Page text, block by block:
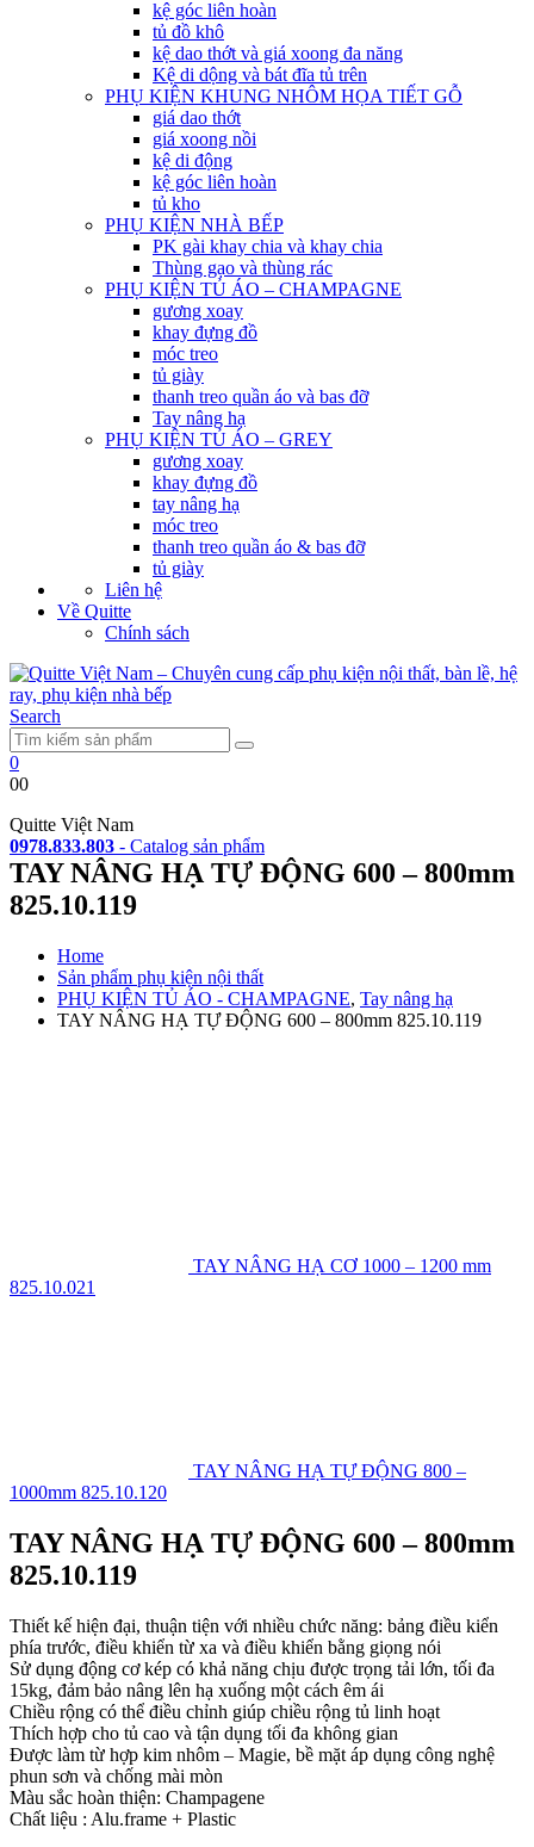
kệ góc liên hoàn
tủ đồ khô
kệ dao thớt và giá xoong đa năng
Kệ di dộng và bát đĩa tủ trên
PHỤ KIỆN KHUNG NHÔM HỌA TIẾT GỖ
giá dao thớt
giá xoong nồi
kệ di động
kệ góc liên hoàn
tủ kho
PHỤ KIỆN NHÀ BẾP
PK gài khay chia và khay chia
Thùng gạo và thùng rác
PHỤ KIỆN TỦ ÁO – CHAMPAGNE
gương xoay
khay đựng đồ
móc treo
tủ giày
thanh treo quần áo và bas đỡ
Tay nâng hạ
PHỤ KIỆN TỦ ÁO – GREY
gương xoay
khay đựng đồ
tay nâng hạ
móc treo
thanh treo quần áo & bas đỡ
tủ giày
Liên hệ
Về Quitte
Chính sách
Search
0
00
Quitte Việt Nam
0978.833.803 - Catalog sản phẩm
TAY NÂNG HẠ TỰ ĐỘNG 600 – 800mm
825.10.119
Home
Sản phẩm phụ kiện nội thất
PHỤ KIỆN TỦ ÁO - CHAMPAGNE, Tay nâng hạ
TAY NÂNG HẠ TỰ ĐỘNG 600 – 800mm 825.10.119
TAY NÂNG HẠ CƠ 1000 – 1200 mm
825.10.021
TAY NÂNG HẠ TỰ ĐỘNG 800 –
1000mm 825.10.120
TAY NÂNG HẠ TỰ ĐỘNG 600 – 800mm
825.10.119
Thiết kế hiện đại, thuận tiện với nhiều chức năng: bảng điều kiển
phía trước, điều khiển từ xa và điều khiển bằng giọng nói
Sử dụng động cơ kép có khả năng chịu được trọng tải lớn, tối đa
15kg, đảm bảo nâng lên hạ xuống một cách êm ái
Chiều rộng có thể điều chỉnh giúp chiều rộng tủ linh hoạt
Thích hợp cho tủ cao và tận dụng tối đa không gian
Được làm từ hợp kim nhôm – Magie, bề mặt áp dụng công nghệ
phun sơn và chống mài mòn
Màu sắc hoàn thiện: Champagene
Chất liệu : Alu.frame + Plastic